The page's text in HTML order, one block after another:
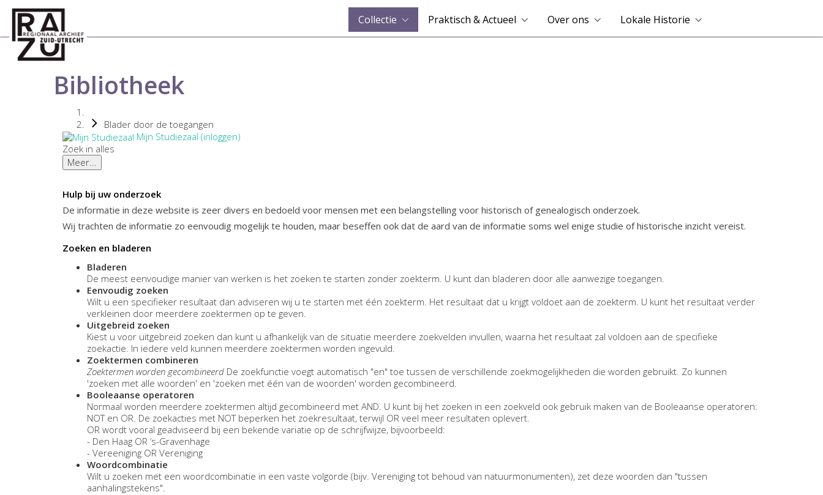
Collectie Praktisch & Actueel Over ons Lokale Historie
Bibliotheek
Blader door de toegangen
Mijn Studiezaal (inloggen)
Zoek in alles
Meer...
Hulp bij uw onderzoek
De informatie in deze website is zeer divers en bedoeld voor mensen met een belangstelling voor historisch of genealogisch onderzoek.
Wij trachten de informatie zo eenvoudig mogelijk te houden, maar beseffen ook dat de aard van de informatie soms wel enige studie of historische inzicht vereist.
Zoeken en bladeren
Bladeren
De meest eenvoudige manier van werken is het zoeken te starten zonder zoekterm. U kunt dan bladeren door alle aanwezige toegangen.
Eenvoudig zoeken
Wilt u een specifieker resultaat dan adviseren wij u te starten met één zoekterm. Het resultaat dat u krijgt voldoet aan de zoekterm. U kunt het resultaat verder
verkleinen door meerdere zoektermen op te geven.
Uitgebreid zoeken
Kiest u voor uitgebreid zoeken dan kunt u afhankelijk van de situatie meerdere zoekvelden invullen, waarna het resultaat zal voldoen aan de specifieke
zoekactie. In iedere veld kunnen meerdere zoektermen worden ingevuld.
Zoektermen combineren
Zoektermen worden gecombineerd De zoekfunctie voegt automatisch "en" toe tussen de verschillende zoekmogelijkheden die worden gebruikt. Zo kunnen
'zoeken met alle woorden' en 'zoeken met één van de woorden' worden gecombineerd.
Booleaanse operatoren
Normaal worden meerdere zoektermen altijd gecombineerd met AND. U kunt bij het zoeken in een zoekveld ook gebruik maken van de Booleaanse operatoren:
NOT en OR. De zoekacties met NOT beperken het zoekresultaat, terwijl OR veel meer resultaten oplevert.
OR wordt vooral geadviseerd bij een bekende variatie op de schrijfwijze, bijvoorbeeld:
- Den Haag OR ’s-Gravenhage
- Vereeniging OR Vereniging
Woordcombinatie
Wilt u zoeken met een woordcombinatie in een vaste volgorde (bijv. Vereniging tot behoud van natuurmonumenten), zet deze woorden dan "tussen
aanhalingstekens".